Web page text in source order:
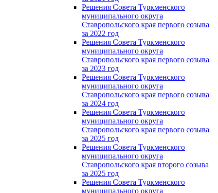
Решения Совета Туркменского
муниципального округа
Ставропольского края первого созыва
за 2022 год
Решения Совета Туркменского
муниципального округа
Ставропольского края первого созыва
за 2023 год
Решения Совета Туркменского
муниципального округа
Ставропольского края первого созыва
за 2024 год
Решения Совета Туркменского
муниципального округа
Ставропольского края первого созыва
за 2025 год
Решения Совета Туркменского
муниципального округа
Ставропольского края второго созыва
за 2025 год
Решения Совета Туркменского
муниципального округа